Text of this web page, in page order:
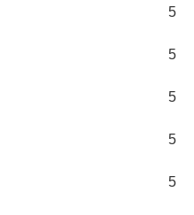
5
5
5
5
5